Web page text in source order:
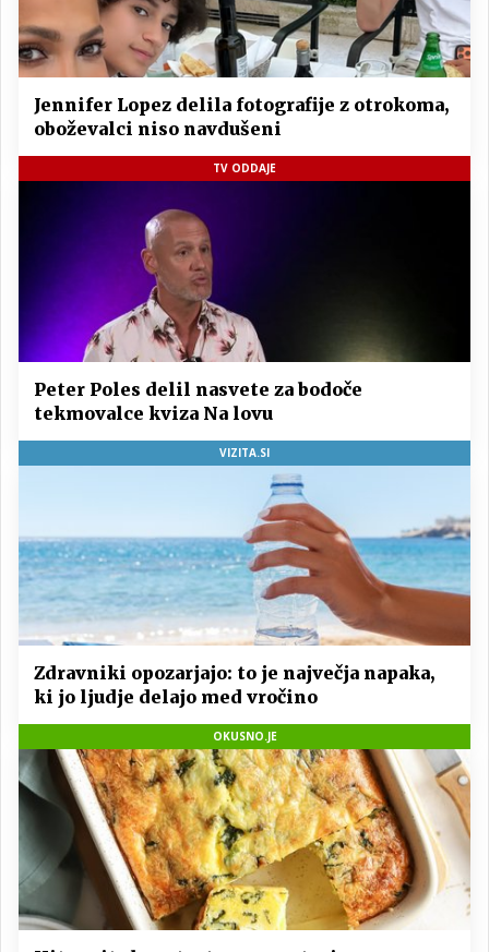
Jennifer Lopez delila fotografije z otrokoma,
oboževalci niso navdušeni
TV ODDAJE
Peter Poles delil nasvete za bodoče
tekmovalce kviza Na lovu
VIZITA.SI
Zdravniki opozarjajo: to je največja napaka,
ki jo ljudje delajo med vročino
OKUSNO.JE